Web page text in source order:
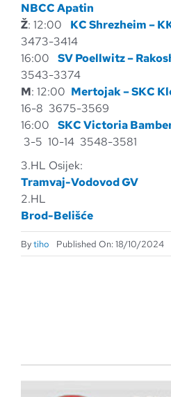
NBCC Apatin
Ž: 12:00 KC Shrezheim –
3473-3414
16:00 SV Poellwitz –
3543-3374
M: 12:00 Mertojak – SKC
16-8 3675-3569
16:00 SKC Victoria
3-5 10-14 3548-3581
3.HL Osijek:
Tramvaj-Vodovod GV
2.HL
Brod-Belišće
Bytiho Published On: 18/10/2024